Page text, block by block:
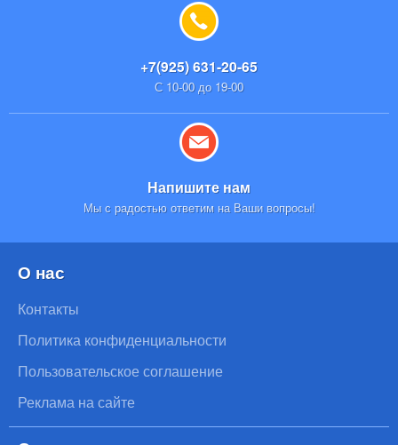
+7(925) 631-20-65
С 10-00 до 19-00
Напишите нам
Мы с радостью ответим на Ваши вопросы!
О нас
Контакты
Политика конфиденциальности
Пользовательское соглашение
Реклама на сайте